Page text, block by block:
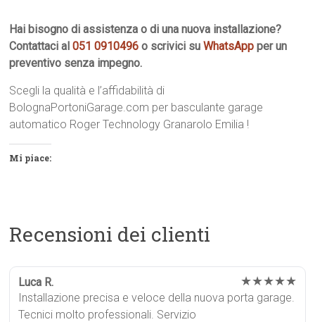
Hai bisogno di assistenza o di una nuova installazione?
Contattaci al051 0910496 o scrivici suWhatsApp per un
preventivo senza impegno.
Scegli la qualità e l’affidabilità di
BolognaPortoniGarage.com per basculante garage
automatico Roger Technology Granarolo Emilia !
Mi piace:
Recensioni dei clienti
Luca R. ★★★★★
Installazione precisa e veloce della nuova porta garage.
Tecnici molto professionali. Servizio